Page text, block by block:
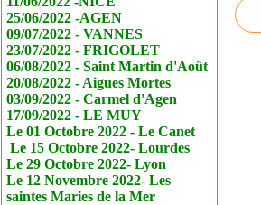
25/06/2022 -AGEN
09/07/2022 - VANNES
23/07/2022 - FRIGOLET
06/08/2022 - Saint Martin d'Août
20/08/2022 - Aigues Mortes
03/09/2022 - Carmel d'Agen
17/09/2022 - LE MUY
Le 01 Octobre 2022 - LeCanet
Le 15 Octobre 2022- Lourdes
Le 29 Octobre 2022- Lyon
Le 12 Novembre 2022- Les
saintes Maries de la Mer